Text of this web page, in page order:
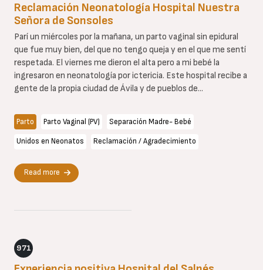
Reclamación Neonatología Hospital Nuestra
Señora de Sonsoles
Parí un miércoles por la mañana, un parto vaginal sin epidural
que fue muy bien, del que no tengo queja y en el que me sentí
respetada. El viernes me dieron el alta pero a mi bebé la
ingresaron en neonatología por ictericia. Este hospital recibe a
gente de la propia ciudad de Ávila y de pueblos de...
Parto Parto Vaginal (PV) Separación Madre- Bebé
Unidos en Neonatos Reclamación / Agradecimiento
Read more
971